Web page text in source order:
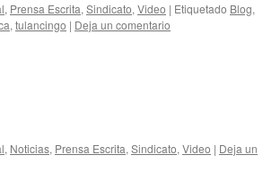
, Prensa Escrita, Sindicato, Video | Etiquetado Blog,
, tulancingo | Deja un comentario
, Noticias, Prensa Escrita, Sindicato, Video | Deja un